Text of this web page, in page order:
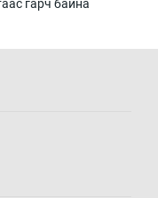
гарч байна